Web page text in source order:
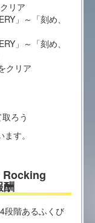
リア
」～「刻め、
」～「刻め、
クリア
ろう
す。
Rocking
酬
段階あるふくび